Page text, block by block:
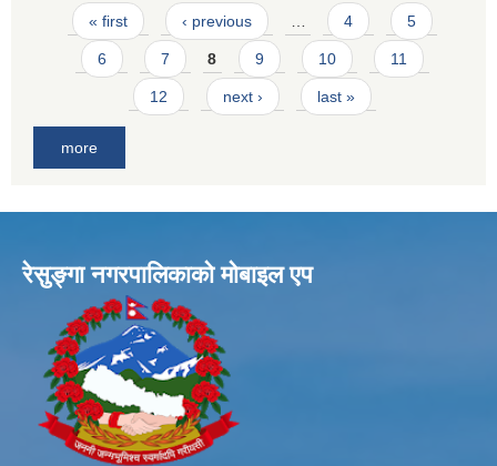
Pages
« first ‹ previous 4 5
6 7 8 9 10 11
12 next › last »
more
रेसुङ्गा नगरपालिकाकाे माेबाइल एप